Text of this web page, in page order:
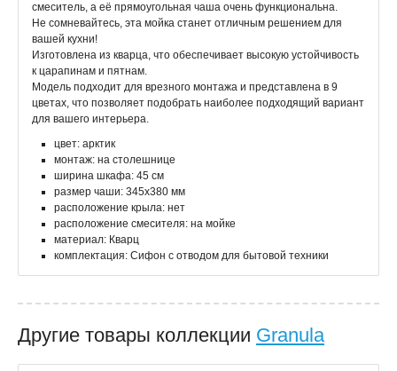
смеситель, а её прямоугольная чаша очень функциональна.
Не сомневайтесь, эта мойка станет отличным решением для
вашей кухни!
Изготовлена из кварца, что обеспечивает высокую устойчивость
к царапинам и пятнам.
Модель подходит для врезного монтажа и представлена в 9
цветах, что позволяет подобрать наиболее подходящий вариант
для вашего интерьера.
цвет: арктик
монтаж: на столешнице
ширина шкафа: 45 см
размер чаши: 345x380 мм
расположение крыла: нет
расположение смесителя: на мойке
материал: Кварц
комплектация: Сифон с отводом для бытовой техники
Другие товары коллекции Granula